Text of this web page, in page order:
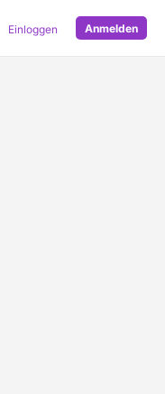
Einloggen Anmelden